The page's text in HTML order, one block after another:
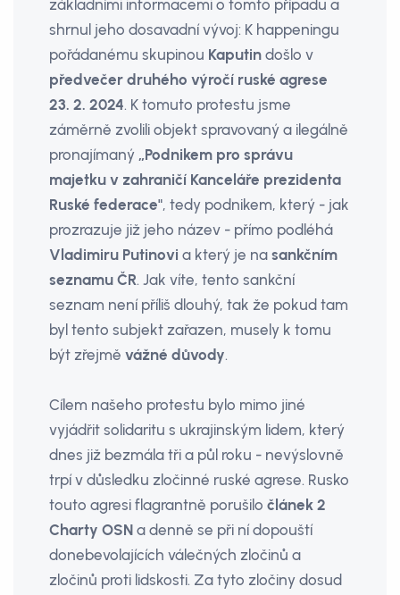
základními informacemi o tomto případu a
shrnul jeho dosavadní vývoj: K happeningu
pořádanému skupinou Kaputin došlo v
předvečer druhého výročí ruské agrese
23. 2. 2024. K tomuto protestu jsme
záměrně zvolili objekt spravovaný a ilegálně
pronajímaný „Podnikem pro správu
majetku v zahraničí Kanceláře prezidenta
Ruské federace", tedy podnikem, který - jak
prozrazuje již jeho název - přímo podléhá
Vladimiru Putinovi a který je na sankčním
seznamu ČR. Jak víte, tento sankční
seznam není příliš dlouhý, tak­ že pokud tam
byl tento subjekt zařazen, musely k tomu
být zřejmě vážné důvody.
Cílem našeho protestu bylo mimo jiné
vyjádřit solidaritu s ukrajinským lidem, který
dnes již bezmála tři a půl roku - nevýslovně
trpí v důsledku zločinné ruské agrese. Rusko
touto agresi flagrantně porušilo článek 2
Charty OSN a denně se při ní dopouští
donebevolajících válečných zločinů a
zločinů proti lidskosti. Za tyto zločiny dosud